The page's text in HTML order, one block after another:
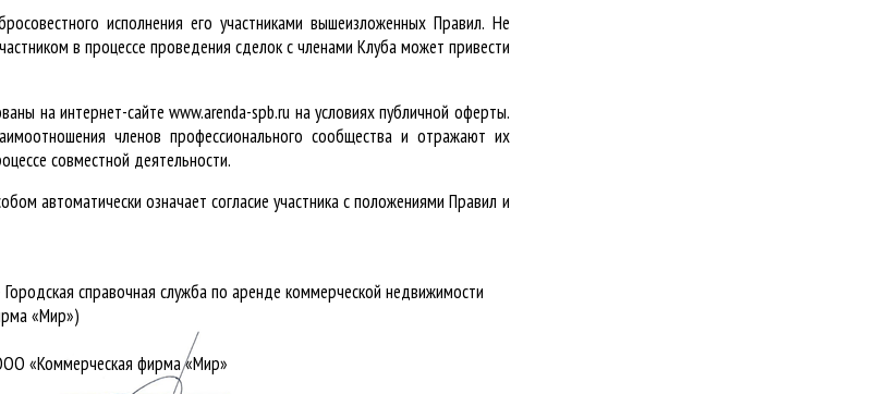
исполнения его участниками вышеизложенных Правил. Не
в процессе проведения сделок с членами Клуба может привести
на интернет-сайте www.arenda-spb.ru на условиях публичной оферты.
членов профессионального сообщества и отражают их
совместной деятельности.
автоматически означает согласие участника с положениями Правил и
справочная служба по аренде коммерческой недвижимости
«Мир»)
«Коммерческая фирма «Мир»
___________________________